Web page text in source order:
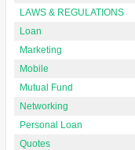
LAWS & REGULATIONS
Loan
Marketing
Mobile
Mutual Fund
Networking
Personal Loan
Quotes